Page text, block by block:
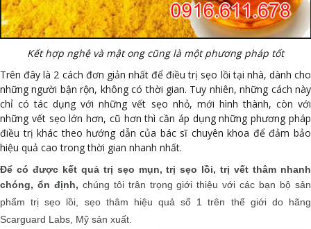
Kết hợp nghệ và mật ong cũng là một phương pháp tốt
Trên đây là 2 cách đơn giản nhất để điều trị sẹo lồi tại nhà, dành cho
những người bận rộn, không có thời gian. Tuy nhiên, những cách này
chỉ có tác dụng với những vết sẹo nhỏ, mới hình thành, còn với
những vết sẹo lớn hơn, cũ hơn thì cần áp dụng những phương pháp
điều trị khác theo hướng dẫn của bác sĩ chuyên khoa để đảm bảo
hiệu quả cao trong thời gian nhanh nhất.
Để có được kết quả trị sẹo mụn, trị sẹo lồi, trị vết thâm nhanh
chóng, ổn định, chúng tôi trân trọng giới thiệu với các bạn bộ sản
phẩm trị sẹo lồi, sẹo thâm hiệu quả số 1 trên thế giới do hãng
Scarguard Labs, Mỹ sản xuất.